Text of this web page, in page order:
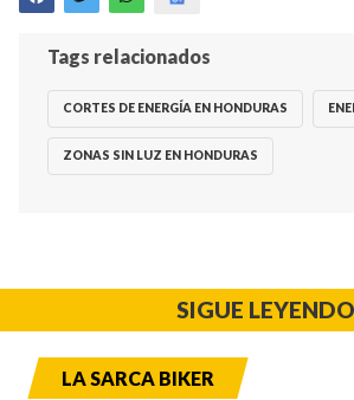
Tags relacionados
CORTES DE ENERGÍA EN HONDURAS
ZONAS SIN LUZ EN HONDURAS
SIGUE LEYENDO
LA SARCA BIKER